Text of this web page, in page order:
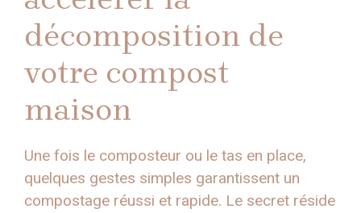
décomposition de
votre compost
maison
Une fois le composteur ou le tas en place,
quelques gestes simples garantissent un
compostage réussi et rapide. Le secret réside